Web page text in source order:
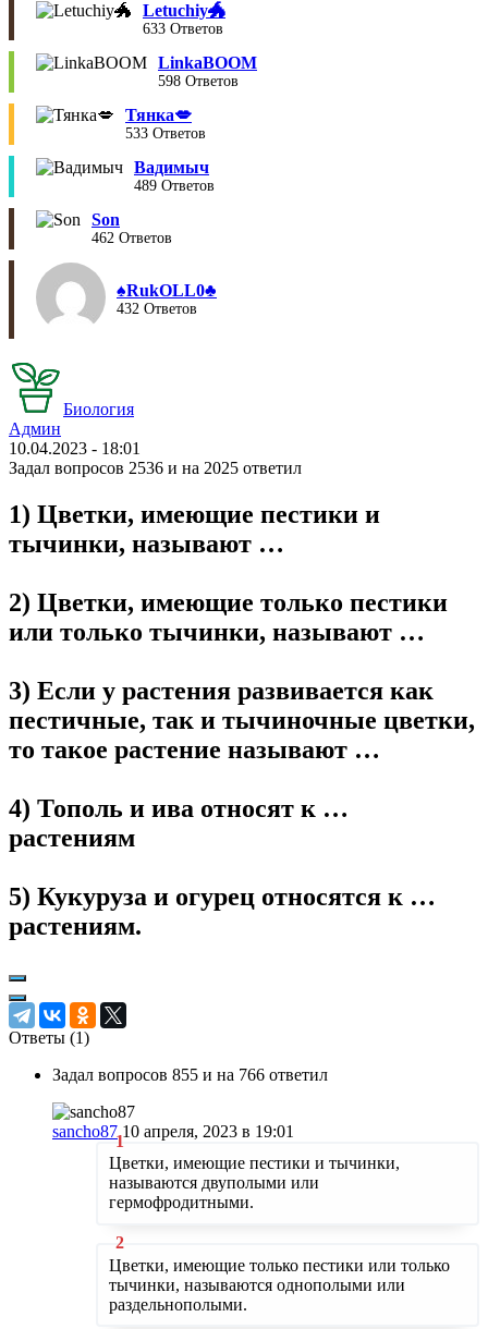
Letuchiy🐲
633 Ответов
LinkaBOOM
598 Ответов
Тянка💋
533 Ответов
Вадимыч
489 Ответов
Son
462 Ответов
♠︎RukOLL0♣︎
432 Ответов
Биология
Админ
10.04.2023 - 18:01
Задал вопросов 2536 и на 2025 ответил
1) Цветки, имеющие пестики и
тычинки, называют …
2) Цветки, имеющие только пестики
или только тычинки, называют …
3) Если у растения развивается как
пестичные, так и тычиночные цветки,
то такое растение называют …
4) Тополь и ива относят к …
растениям
5) Кукуруза и огурец относятся к …
растениям.
Ответы (1)
Задал вопросов 855 и на 766 ответил
sancho87 10 апреля, 2023 в 19:01
Цветки, имеющие пестики и тычинки,
называются двуполыми или
гермофродитными.
Цветки, имеющие только пестики или только
тычинки, называются однополыми или
раздельнополыми.